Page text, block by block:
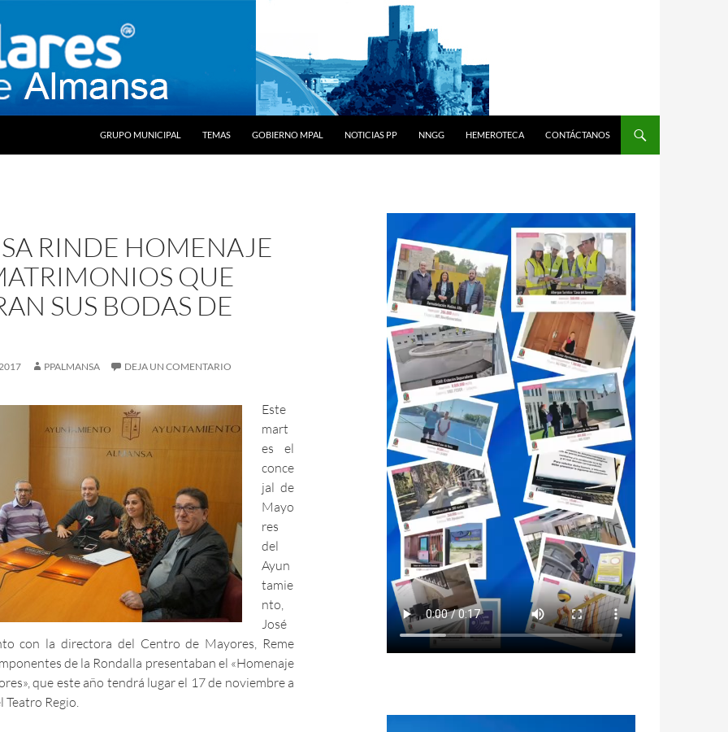
GRUPO MUNICIPAL
TEMAS GOBIERNO MPAL NOTICIAS PP NNGG HEMEROTECA CONTÁCTANOS
RINDE HOMENAJE
QUE
SUS BODAS DE
PPALMANSA DEJA UN COMENTARIO
Este
mart
es el
conce
jal de
Mayo
res
del
Ayun
tamie
nto,
José
con la directora del Centro de Mayores, Reme
de la Rondalla presentaban el «Homenaje
que este año tendrá lugar el 17 de noviembre a
Teatro Regio.